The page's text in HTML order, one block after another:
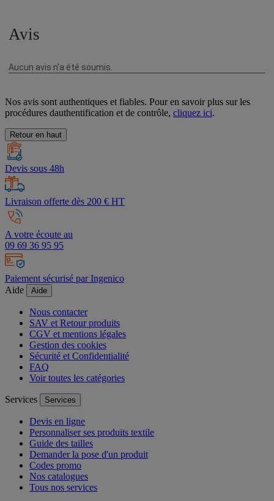
Nos avis sont authentiques et fiables. Pour en savoir plus sur les
procédures dauthentification et de contrôle, cliquez ici.
Retour en haut
Devis sous 48h
Livraison offerte dès 200 € HT
A votre écoute au
09 69 36 95 95
Paiement sécurisé par Ingenico
Aide
Aide
Nous contacter
SAV et Retour produits
CGV et mentions légales
Gestion des cookies
Sécurité et Confidentialité
FAQ
Voir toutes les catégories
Services Services
Devis en ligne
Personnaliser ses produits textile
Guide des tailles
Demander la pose d'un produit
Codes promo
Nos catalogues
Tous nos services